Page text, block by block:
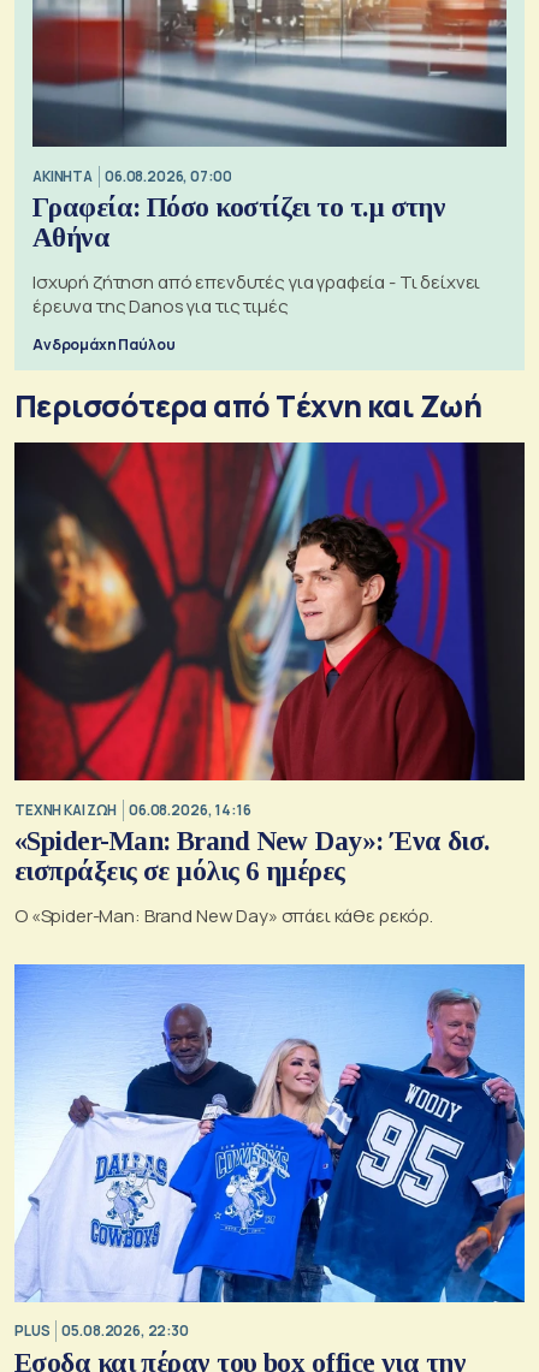
ΑΚΙΝΗΤΑ 06.08.2026, 07:00
Γραφεία: Πόσο κοστίζει το τ.μ στην
Αθήνα
Ισχυρή ζήτηση από επενδυτές για γραφεία - Τι δείχνει
έρευνα της Danos για τις τιμές
Ανδρομάχη Παύλου
Περισσότερα από Tέχνη και Ζωή
TΕΧΝΗ ΚΑΙ ΖΩΗ 06.08.2026, 14:16
«Spider-Man: Brand New Day»: Ένα δισ.
εισπράξεις σε μόλις 6 ημέρες
Ο «Spider-Man: Brand New Day» σπάει κάθε ρεκόρ.
PLUS 05.08.2026, 22:30
Εσοδα και πέραν του box office για την